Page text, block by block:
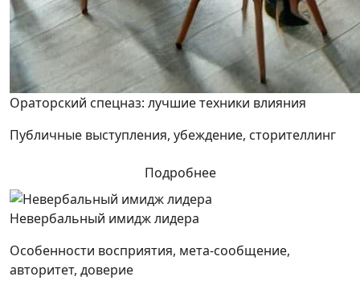
Ораторский спецназ: лучшие техники влияния
Публичные выступления, убеждение, сторителлинг
Подробнее
Невербальный имидж лидера
Особенности восприятия, мета-сообщение,
авторитет, доверие